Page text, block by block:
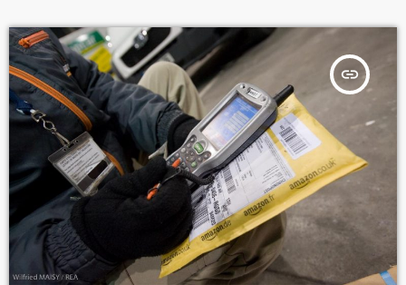
effet convoquées.
insert_link